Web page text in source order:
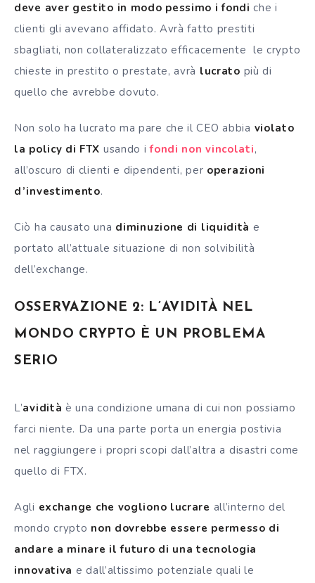
deve aver gestito in modo pessimo i fondi che i
clienti gli avevano affidato. Avrà fatto prestiti
sbagliati, non collateralizzato efficacemente le crypto
chieste in prestito o prestate, avrà lucrato più di
quello che avrebbe dovuto.
Non solo ha lucrato ma pare che il CEO abbia violato
la policy di FTX usando ifondi non vincolati,
all’oscuro di clienti e dipendenti, per operazioni
d’investimento.
Ciò ha causato una diminuzione di liquidità e
portato all’attuale situazione di non solvibilità
dell’exchange.
OSSERVAZIONE 2: L’AVIDITÀ NEL
MONDO CRYPTO È UN PROBLEMA
SERIO
L’avidità è una condizione umana di cui non possiamo
farci niente. Da una parte porta un energia postivia
nel raggiungere i propri scopi dall’altra a disastri come
quello di FTX.
Agli exchange che vogliono lucrare all’interno del
mondo crypto non dovrebbe essere permesso di
andare a minare il futuro di una tecnologia
innovativa e dall’altissimo potenziale quali le